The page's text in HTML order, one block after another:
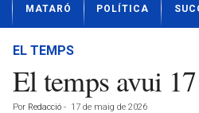
t
MATARÓ POLÍTICA
EL TEMPS
El temps avui
Por Redacció - 17 de maig de 2026